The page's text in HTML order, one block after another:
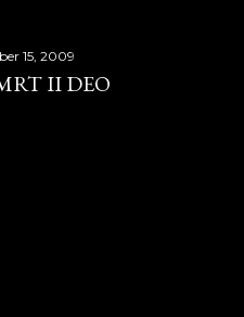
15, 2009
II DEO